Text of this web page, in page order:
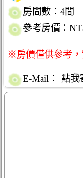
房間數：4間
參考房價：
※房價僅供參考
E-Mail： 點我